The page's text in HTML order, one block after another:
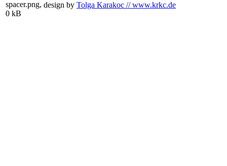
design by Tolga Karakoc // www.krkc.de